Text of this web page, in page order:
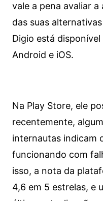
vale a pena avaliar
das suas
Digio está
Android e iOS.
Na Play Store, ele
recentemente,
internautas indicam
funcionando com
isso, a nota da
4,6 em 5 estrelas, e